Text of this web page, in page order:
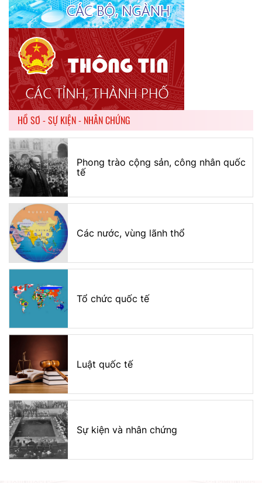
HỒ SƠ - SỰ KIỆN - NHÂN CHỨNG
Phong trào cộng sản, công nhân quốc
tế
Các nước, vùng lãnh thổ
Tổ chức quốc tế
Luật quốc tế
Sự kiện và nhân chứng